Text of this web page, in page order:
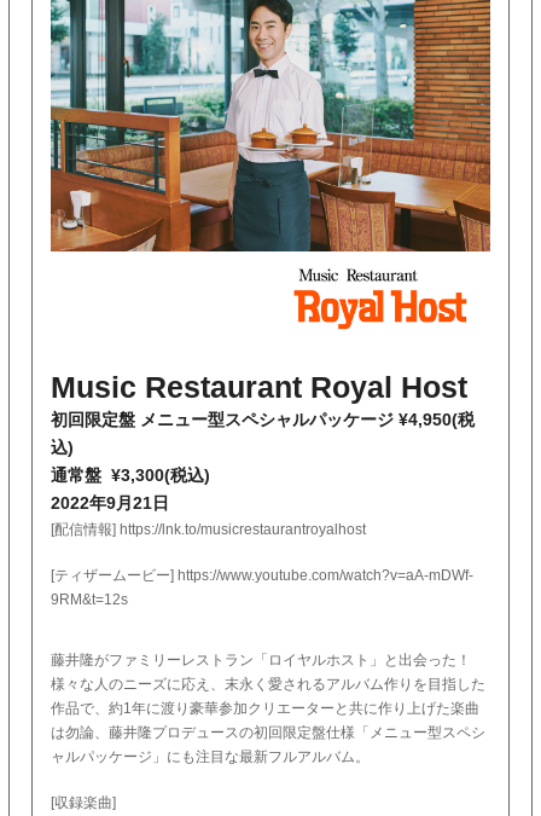
Music Restaurant Royal Host
初回限定盤 メニュー型スペシャルパッケージ ¥4,950(税
込)
通常盤 ¥3,300(税込)
2022年9月21日
[配信情報] https://lnk.to/musicrestaurantroyalhost
[ティザームービー] https://www.youtube.com/watch?v=aA-mDWf-
9RM&t=12s
藤井隆がファミリーレストラン「ロイヤルホスト」と出会った！
様々な人のニーズに応え、末永く愛されるアルバム作りを目指した
作品で、約1年に渡り豪華参加クリエーターと共に作り上げた楽曲
は勿論、藤井隆プロデュースの初回限定盤仕様「メニュー型スペシ
ャルパッケージ」にも注目な最新フルアルバム。
[収録楽曲]